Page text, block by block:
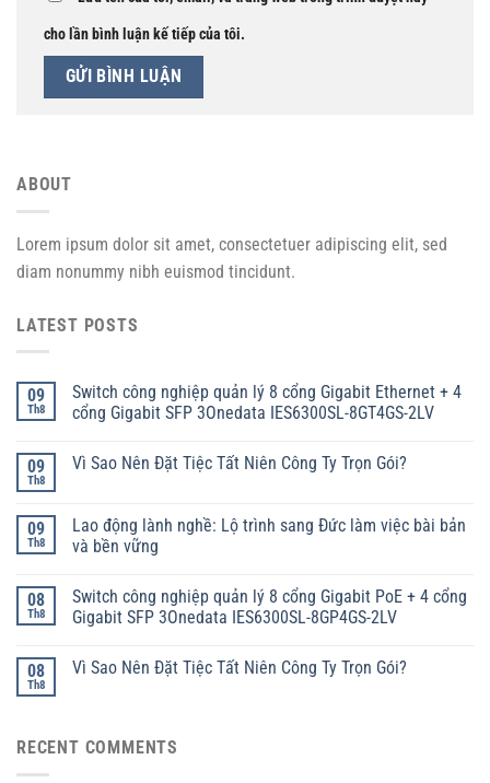
cho lần bình luận kế tiếp của tôi.
ABOUT
Lorem ipsum dolor sit amet, consectetuer adipiscing elit, sed
diam nonummy nibh euismod tincidunt.
LATEST POSTS
09
Th8
Switch công nghiệp quản lý 8 cổng Gigabit Ethernet + 4
cổng Gigabit SFP 3Onedata IES6300SL-8GT4GS-2LV
09
Th8
Vì Sao Nên Đặt Tiệc Tất Niên Công Ty Trọn Gói?
09
Th8
Lao động lành nghề: Lộ trình sang Đức làm việc bài bản
và bền vững
08
Th8
Switch công nghiệp quản lý 8 cổng Gigabit PoE + 4 cổng
Gigabit SFP 3Onedata IES6300SL-8GP4GS-2LV
08
Th8
Vì Sao Nên Đặt Tiệc Tất Niên Công Ty Trọn Gói?
RECENT COMMENTS